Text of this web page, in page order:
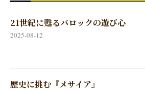
21世紀に甦るバロックの遊び心
2025-08-12
歴史に挑む『メサイア』